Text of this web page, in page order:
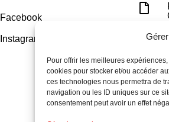
Pour offrir les meilleures
cookies pour stocker et/ou accéder
ces technologies nous permettra de
navigation ou les ID uniques sur ce
consentement peut avoir un effet
Facebook
Instagram
